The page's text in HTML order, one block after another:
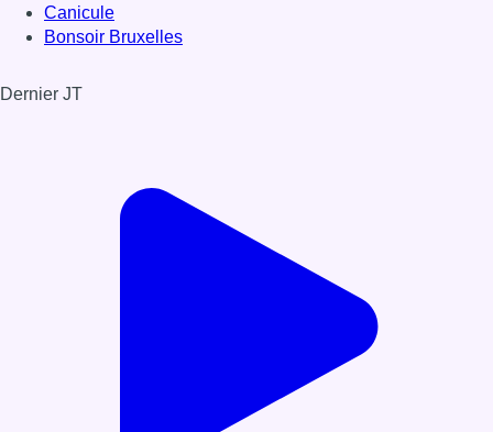
Canicule
Bonsoir Bruxelles
Dernier JT